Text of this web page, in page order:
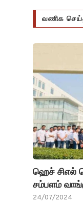
வணிக
ஹெச் சிஎல்
சம்பளம்
24/07/2024